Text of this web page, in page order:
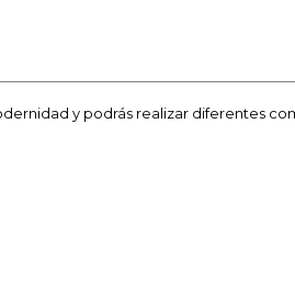
y podrás realizar diferentes